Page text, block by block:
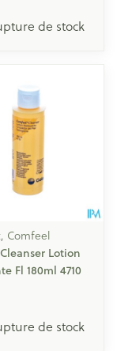
de stock
Comfeel
Lotion
Fl 180ml 4710
de stock